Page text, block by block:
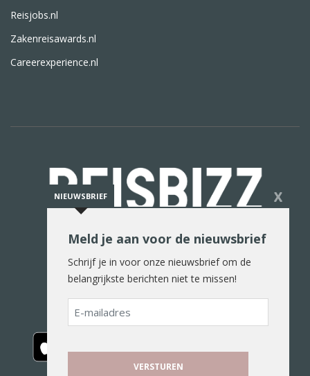
Reisjobs.nl
Zakenreisawards.nl
Careerexperience.nl
De reiswereld in woord en beeld
NIEUWSBRIEF X
Meld je aan voor de nieuwsbrief
Schrijf je in voor onze nieuwsbrief om de
belangrijkste berichten niet te missen!
E-
mailadres